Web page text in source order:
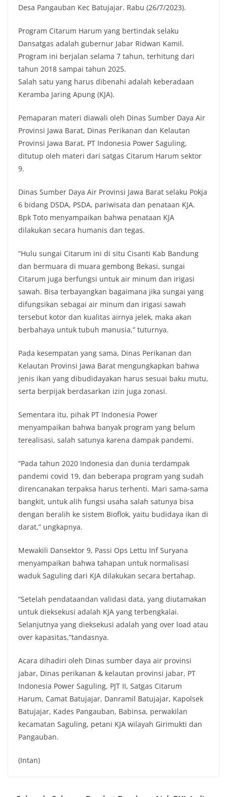
Desa Pangauban Kec Batujajar. Rabu (26/7/2023).
Program Citarum Harum yang bertindak selaku
Dansatgas adalah gubernur Jabar Ridwan Kamil.
Program ini berjalan selama 7 tahun, terhitung dari
tahun 2018 sampai tahun 2025.
Salah satu yang harus dibenahi adalah keberadaan
Keramba Jaring Apung (KJA).
Pemaparan materi diawali oleh Dinas Sumber Daya Air
Provinsi Jawa Barat, Dinas Perikanan dan Kelautan
Provinsi Jawa Barat, PT Indonesia Power Saguling,
ditutup oleh materi dari satgas Citarum Harum sektor
9.
Dinas Sumber Daya Air Provinsi Jawa Barat selaku Pokja
6 bidang DSDA, PSDA, pariwisata dan penataan KJA.
Bpk Toto menyampaikan bahwa penataan KJA
dilakukan secara humanis dan tegas.
“Hulu sungai Citarum ini di situ Cisanti Kab Bandung
dan bermuara di muara gembong Bekasi, sungai
Citarum juga berfungsi untuk air minum dan irigasi
sawah. Bisa terbayangkan bagaimana jika sungai yang
difungsikan sebagai air minum dan irigasi sawah
tersebut kotor dan kualitas airnya jelek, maka akan
berbahaya untuk tubuh manusia,” tuturnya.
Pada kesempatan yang sama, Dinas Perikanan dan
Kelautan Provinsi Jawa Barat mengungkapkan bahwa
jenis ikan yang dibudidayakan harus sesuai baku mutu,
serta berpijak berdasarkan izin juga zonasi.
Sementara itu, pihak PT Indonesia Power
menyampaikan bahwa banyak program yang belum
terealisasi, salah satunya karena dampak pandemi.
“Pada tahun 2020 Indonesia dan dunia terdampak
pandemi covid 19, dan beberapa program yang sudah
direncanakan terpaksa harus terhenti. Mari sama-sama
bangkit, untuk alih fungsi usaha salah satunya bisa
dengan beralih ke sistem Bioflok, yaitu budidaya ikan di
darat,” ungkapnya.
Mewakili Dansektor 9, Passi Ops Lettu Inf Suryana
menyampaikan bahwa tahapan untuk normalisasi
waduk Saguling dari KJA dilakukan secara bertahap.
“Setelah pendataandan validasi data, yang diutamakan
untuk dieksekusi adalah KJA yang terbengkalai.
Selanjutnya yang dieksekusi adalah yang over load atau
over kapasitas,”tandasnya.
Acara dihadiri oleh Dinas sumber daya air provinsi
jabar, Dinas perikanan & kelautan provinsi jabar, PT
Indonesia Power Saguling, PJT II, Satgas Citarum
Harum, Camat Batujajar, Danramil Batujajar, Kapolsek
Batujajar, Kades Pangauban, Babinsa, perwakilan
kecamatan Saguling, petani KJA wilayah Girimukti dan
Pangauban.
(Intan)